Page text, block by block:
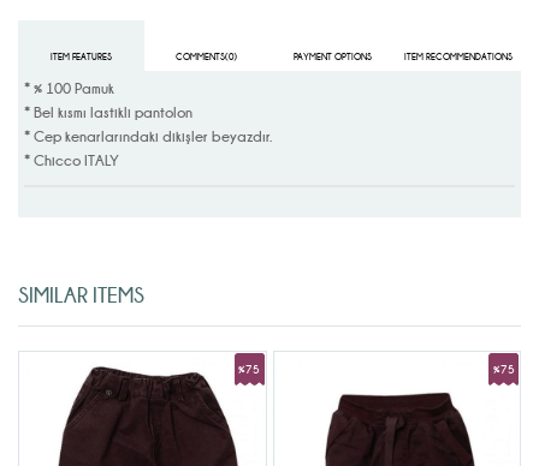
ITEM FEATURES COMMENTS(0) PAYMENT OPTIONS ITEM RECOMMENDATIONS
* % 100 Pamuk
* Bel kısmı lastikli pantolon
* Cep kenarlarındaki dikişler beyazdır.
* Chicco ITALY
SIMILAR ITEMS
%75 %75